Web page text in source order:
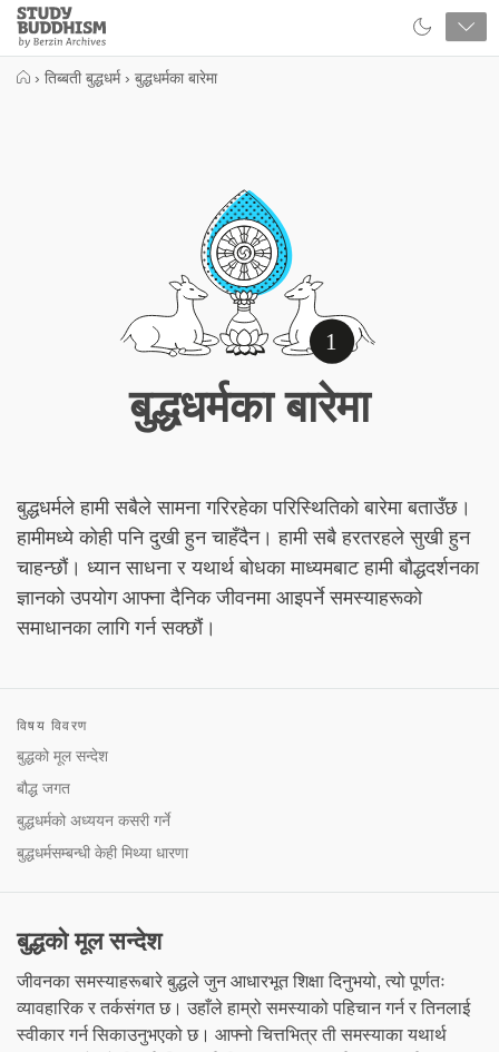
Close
Study
Buddhism
› तिब्बती बुद्धधर्म › बुद्धधर्मका बारेमा
1
बुद्धधर्मका बारेमा
बुद्धधर्मले हामी सबैले सामना गरिरहेका परिस्थितिको बारेमा बताउँछ।
हामीमध्ये कोही पनि दुखी हुन चाहँदैन। हामी सबै हरतरहले सुखी हुन
चाहन्छौं। ध्यान साधना र यथार्थ बोधका माध्यमबाट हामी बौद्धदर्शनका
ज्ञानको उपयोग आफ्ना दैनिक जीवनमा आइपर्ने समस्याहरूको
समाधानका लागि गर्न सक्छौं।
विषय विवरण
बुद्धको मूल सन्देश
बौद्ध जगत
बुद्धधर्मको अध्ययन कसरी गर्ने
बुद्धधर्मसम्बन्धी केही मिथ्या धारणा
बुद्धको मूल सन्देश
जीवनका समस्याहरूबारे बुद्धले जुन आधारभूत शिक्षा दिनुभयो, त्यो पूर्णतः
व्यावहारिक र तर्कसंगत छ। उहाँले हाम्रो समस्याको पहिचान गर्न र तिनलाई
स्वीकार गर्न सिकाउनुभएको छ। आफ्नो चित्तभित्र ती समस्याका यथार्थ